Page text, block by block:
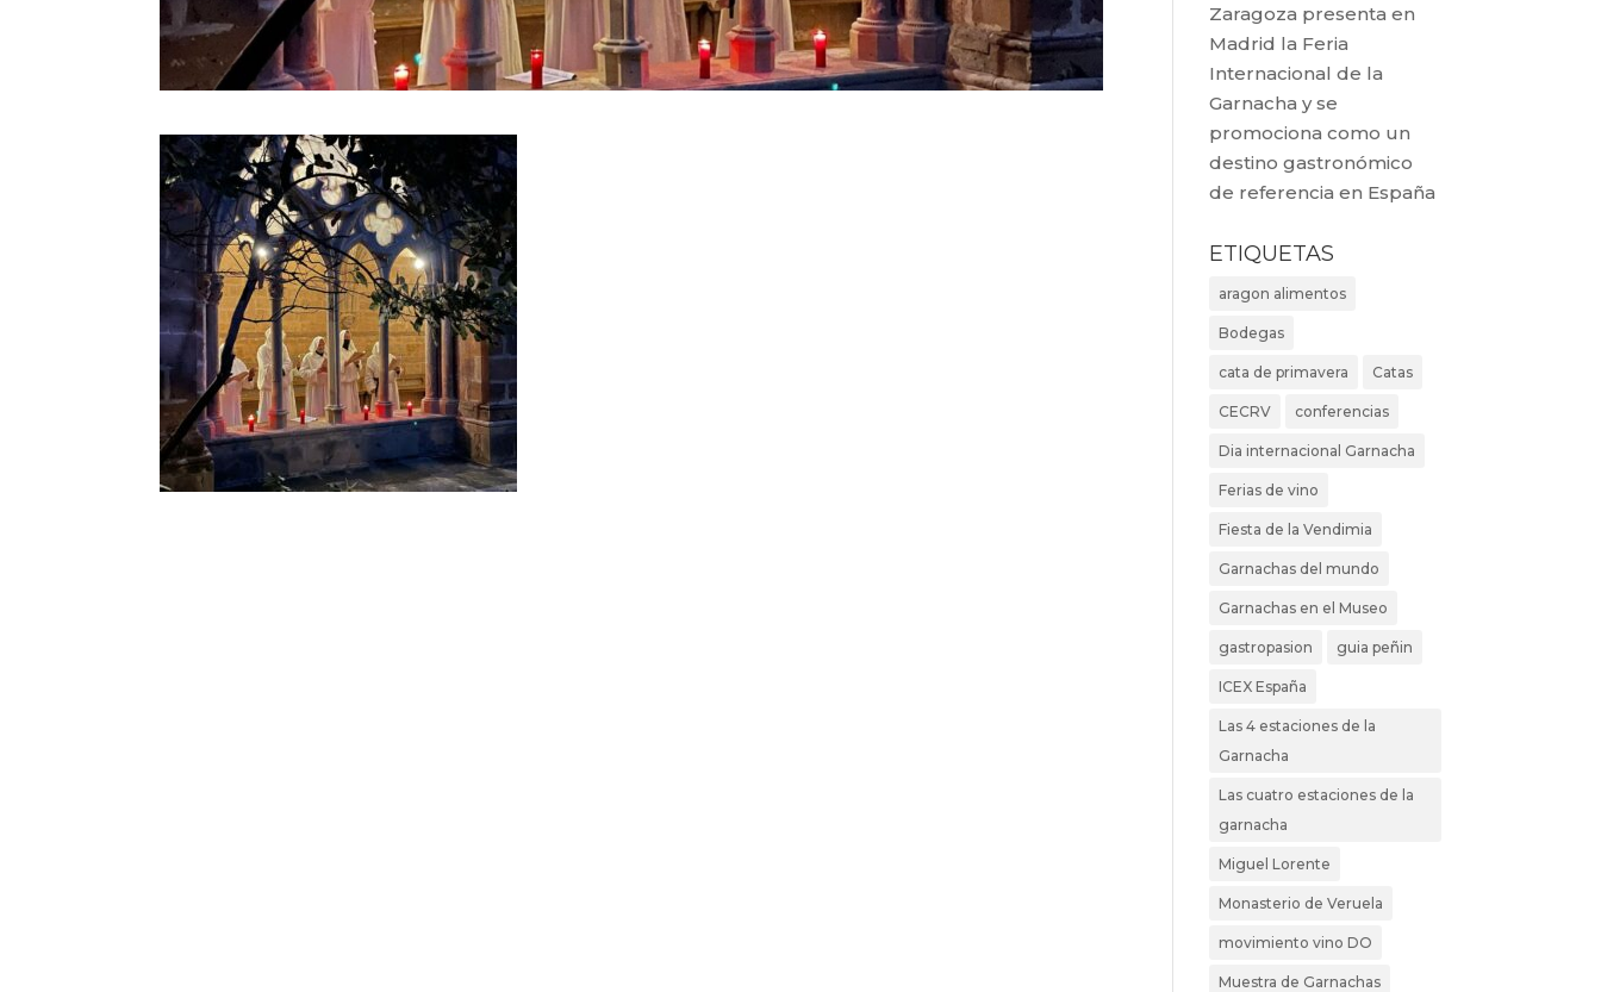
Zaragoza presenta en
Madrid la Feria
Internacional de la
Garnacha y se
promociona como un
destino gastronómico
de referencia en España
ETIQUETAS
aragon alimentos
Bodegas
cata de primavera Catas
CECRV conferencias
Dia internacional Garnacha
Ferias de vino
Fiesta de la Vendimia
Garnachas del mundo
Garnachas en el Museo
gastropasion guia peñin
ICEX España
Las 4 estaciones de la
Garnacha
Las cuatro estaciones de la
garnacha
Miguel Lorente
Monasterio de Veruela
movimiento vino DO
Muestra de Garnachas